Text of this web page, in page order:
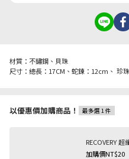
材質：不鏽鋼、貝珠
尺寸：總長：17CM、蛇鍊：12cm、 珍
以優惠價加購商品！ 最多選 1 件
RECOVERY
加購價NT$20